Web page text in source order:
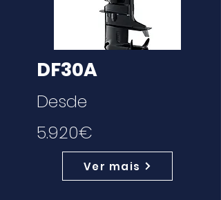
DF30A
Desde
5.920€
Ver mais